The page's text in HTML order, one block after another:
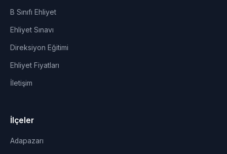
B Sınıfı Ehliyet
Ehliyet Sınavı
Direksiyon Eğitimi
Ehliyet Fiyatları
İletişim
İlçeler
Adapazarı